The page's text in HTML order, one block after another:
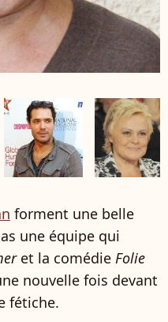
forment une belle
une équipe qui
et la comédie Folie
nouvelle fois devant
fétiche.